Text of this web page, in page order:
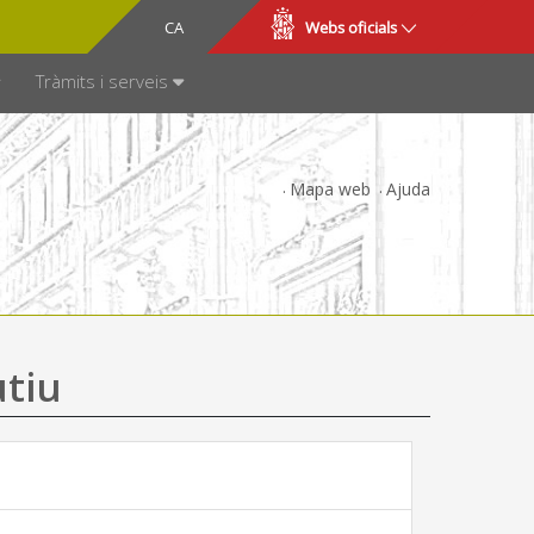
CA
ES Webs oficials
Tràmits i serveis
Mapa web Ajuda